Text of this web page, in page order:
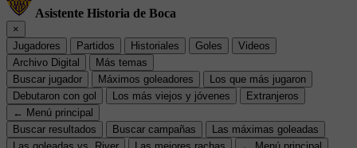
Asistente Historia de Boca
×
Jugadores
Partidos Historiales Goles
Videos
Archivo Digital
Más temas
Buscar jugador
Máximos goleadores
Los que más jugaron
Debutaron con gol
Los más viejos y jóvenes
Extranjeros
← Menú principal
Buscar resultados
Buscar campañas
Las máximas goleadas